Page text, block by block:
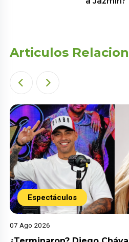
Articulos
Espectáculos
07 Ago 2026